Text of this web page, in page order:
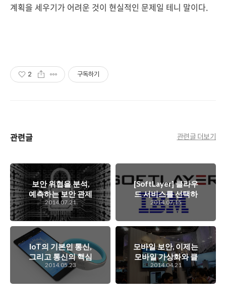
계획을 세우기가 어려운 것이 현실적인 문제일 테니 말이다.
2 구독하기
관련글 관련글 더보기
보안 위협을 분석,
예측하는 보안 관제
시스템. 빅데이터 시
스템의 도입으로 더
발전하게 되는데..
2014.07.21
[SoftLayer] 클라우
드 서비스를 선택하
기 위한 중요 포인
트, 보안성. 얼마나
투명한 보안 정책 및
서비스를 제공하는
가?
2014.07.15
IoT의 기본인 통신,
그리고 통신의 핵심
인 보안, 하지만 성
능을 위해서 포기를
강요받는 보안...
2014.05.23
모바일 보안, 이제는
모바일 가상화와 클
라우드 모바일 가상
화가 대세가 되지 않
을까?
2014.04.21